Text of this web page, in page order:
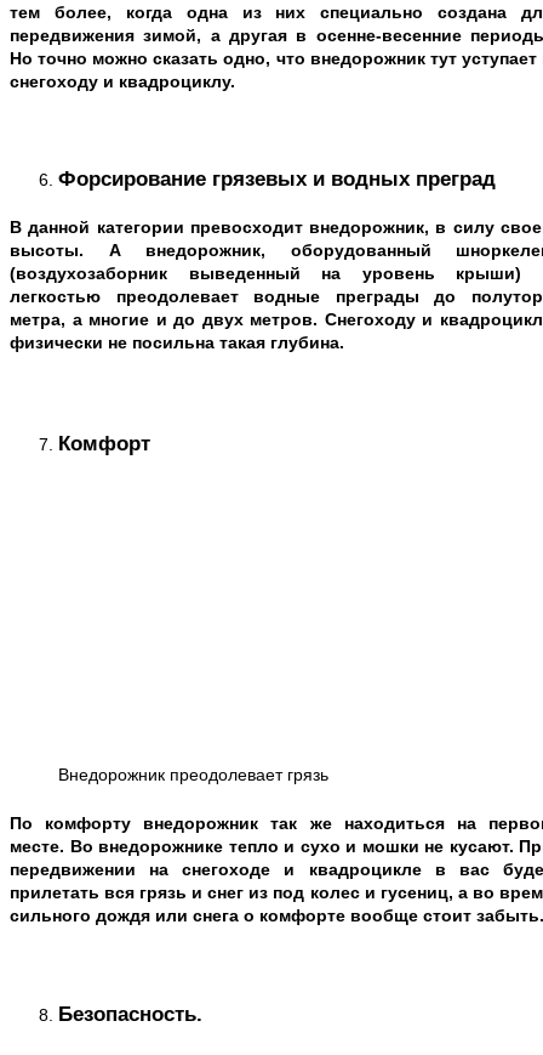
тем более, когда одна из них специально создана
передвижения зимой, а другая в осенне-весенние
Но точно можно сказать одно, что внедорожник тут уступает
снегоходу и квадроциклу.
Форсирование грязевых и водных преград
В данной категории превосходит внедорожник, в силу
высоты. А внедорожник, оборудованный
(воздухозаборник выведенный на уровень крыши)
легкостью преодолевает водные преграды до
метра, а многие и до двух метров. Снегоходу и
физически не посильна такая глубина.
Комфорт
Внедорожник преодолевает грязь
По комфорту внедорожник так же находиться на
месте. Во внедорожнике тепло и сухо и мошки не кусают.
передвижении на снегоходе и квадроцикле в вас
прилетать вся грязь и снег из под колес и гусениц, а во
сильного дождя или снега о комфорте вообще стоит забыть.
Безопасность.